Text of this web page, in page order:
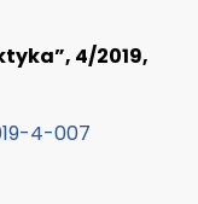
4/2019,
4-007